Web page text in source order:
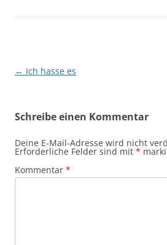
Beitragsnavigation
← Ich hasse es
Schreibe einen Kommentar
Deine E-Mail-Adresse wird nicht
Erforderliche Felder sind mit *
Kommentar *